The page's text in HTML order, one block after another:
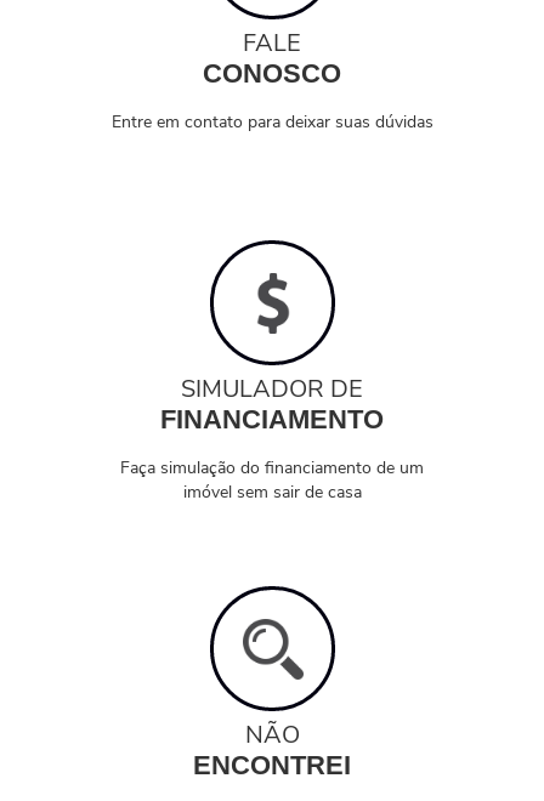
FALE
CONOSCO
Entre em contato para deixar suas dúvidas
SIMULADOR DE
FINANCIAMENTO
Faça simulação do financiamento de um
imóvel sem sair de casa
NÃO
ENCONTREI